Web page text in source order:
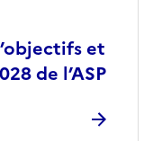
et
de l’ASP